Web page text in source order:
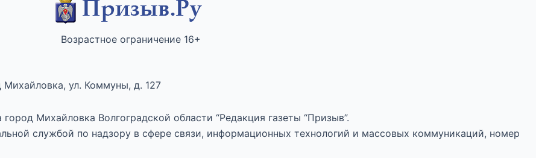
Возрастное ограничение 16+
Михайловка, ул. Коммуны, д. 127
Михайловка Волгоградской области “Редакция газеты “Призыв”.
службой по надзору в сфере связи, информационных технологий и массовых коммуникаций, номер